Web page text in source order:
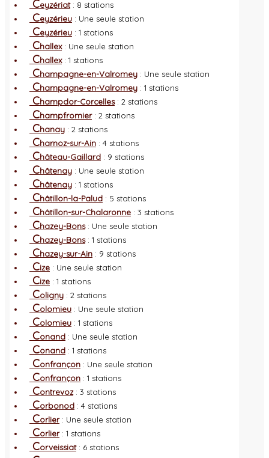
Ceyzériat: 8 stations
Ceyzérieu : Une seule station
Ceyzérieu : 1 stations
Challex: Une seule station
Challex: 1 stations
Champagne-en-Valromey : Une seule station
Champagne-en-Valromey : 1 stations
Champdor-Corcelles: 2 stations
Champfromier: 2 stations
Chanay : 2 stations
Charnoz-sur-Ain : 4 stations
Château-Gaillard : 9 stations
Châtenay : Une seule station
Châtenay : 1 stations
Châtillon-la-Palud : 5 stations
Châtillon-sur-Chalaronne : 3 stations
Chazey-Bons: Une seule station
Chazey-Bons: 1 stations
Chazey-sur-Ain : 9 stations
Cize : Une seule station
Cize : 1 stations
Coligny : 2 stations
Colomieu : Une seule station
Colomieu : 1 stations
Conand : Une seule station
Conand : 1 stations
Confrançon : Une seule station
Confrançon : 1 stations
Contrevoz: 3 stations
Corbonod : 4 stations
Corlier: Une seule station
Corlier: 1 stations
Corveissiat: 6 stations